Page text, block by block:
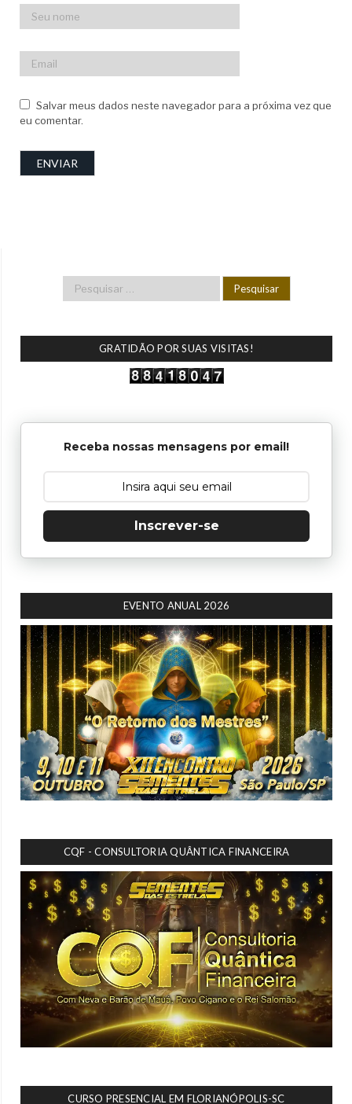
Salvar meus dados neste navegador para a próxima vez que
eu comentar.
GRATIDÃO POR SUAS VISITAS!
Receba nossas mensagens por email!
Inscrever-se
EVENTO ANUAL 2026
CQF - CONSULTORIA QUÂNTICA FINANCEIRA
CURSO PRESENCIAL EM FLORIANÓPOLIS-SC